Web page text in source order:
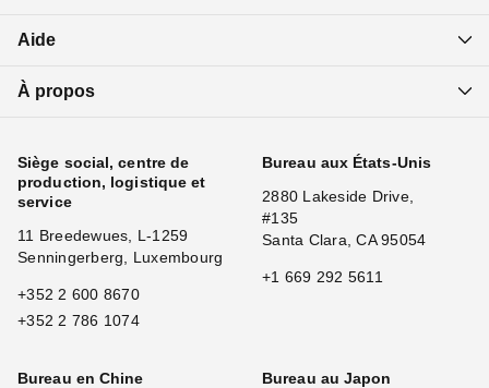
Aide
À propos
Siège social, centre de
production, logistique et
service
11 Breedewues, L-1259
Senningerberg, Luxembourg
+352 2 600 8670
+352 2 786 1074
Bureau aux États-Unis
2880 Lakeside Drive,
#135
Santa Clara, CA 95054
+1 669 292 5611
Bureau en Chine
Bureau au Japon